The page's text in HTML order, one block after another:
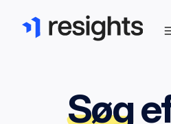
Søg